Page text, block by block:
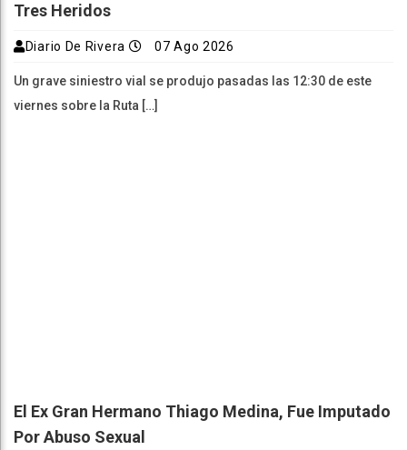
Tres Heridos
Diario De Rivera 07 Ago 2026
Un grave siniestro vial se produjo pasadas las 12:30 de este
viernes sobre la Ruta […]
El Ex Gran Hermano Thiago Medina, Fue Imputado
Por Abuso Sexual